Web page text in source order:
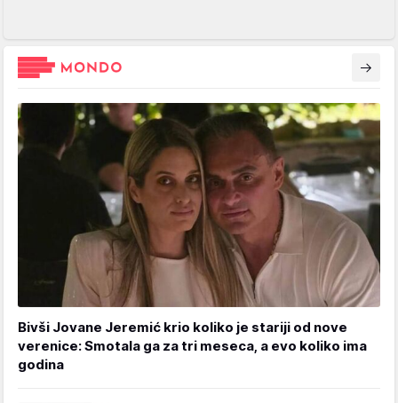
Bivši Jovane Jeremić krio koliko je stariji od nove
verenice: Smotala ga za tri meseca, a evo koliko ima
godina